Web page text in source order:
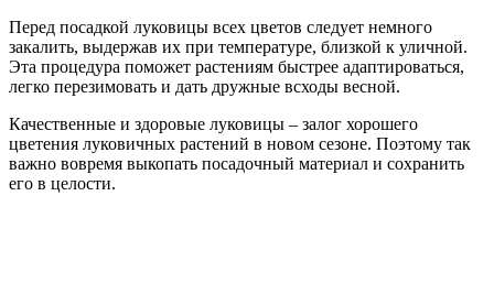
Перед посадкой луковицы всех цветов следует немного
закалить, выдержав их при температуре, близкой к уличной.
Эта процедура поможет растениям быстрее адаптироваться,
легко перезимовать и дать дружные всходы весной.
Качественные и здоровые луковицы – залог хорошего
цветения луковичных растений в новом сезоне. Поэтому так
важно вовремя выкопать посадочный материал и сохранить
его в целости.